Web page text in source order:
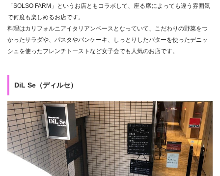
「SOLSO FARM」というお店ともコラボして、座る席によっても違う雰囲気
で何度も楽しめるお店です。
料理はカリフォルニアイタリアンベースとなっていて、こだわりの野菜をつ
かったサラダや、パスタやパンケーキ、しっとりしたバターを使ったデニッ
シュを使ったフレンチトーストなど女子会でも人気のお店です。
DiL Se（ディルセ）